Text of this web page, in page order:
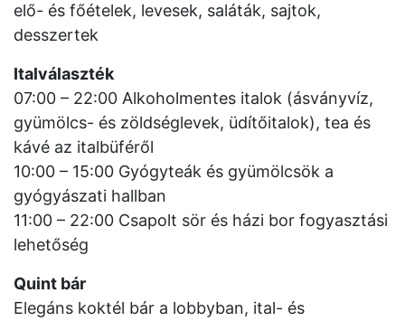
elő- és főételek, levesek, saláták, sajtok,
desszertek
Italválaszték
07:00 – 22:00 Alkoholmentes italok (ásványvíz,
gyümölcs- és zöldséglevek, üdítőitalok), tea és
kávé az italbüféről
10:00 – 15:00 Gyógyteák és gyümölcsök a
gyógyászati hallban
11:00 – 22:00 Csapolt sör és házi bor fogyasztási
lehetőség
Quint bár
Elegáns koktél bár a lobbyban, ital- és